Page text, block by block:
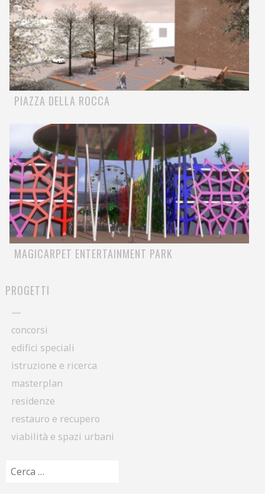
PIAZZA DELLA ROCCA
MAGICARPET ENTERTAINMENT PARK
PROGETTI
—
concorsi
edifici speciali
istruzione e ricerca
masterplan
residenze
restauro e recupero
viabilità e spazi urbani
Ricerca per: